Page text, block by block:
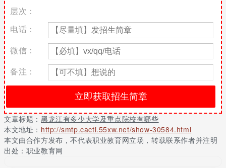
地
区
普通高校
民办的其
育机构
高校
其中：
中央部
院校
高职
科）院
中央部
总
计 2663 119 1245 1418
龙
江
81 3 39 42 20 0 35 136
黑龙江重点高校介绍
黑龙江985高校有1所（同时也是211）：哈尔滨工业大学。
层次：
电话：
微信：
备注：
文章标题： 黑龙江有多少大学及重点院校有哪些
本文地址： http://smtp.cacti.55xw.net/show-30584.html
本文由合作方发布，不代表职业教育网立场，转载联系作者并注明
出处：职业教育网